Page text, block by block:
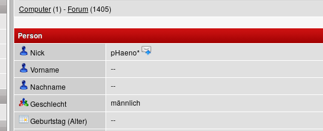
Computer (1) - Forum (1405)
Person
Nick
pHaeno*
Vorname
--
Nachname
--
Geschlecht
männlich
Geburtstag (Alter)
--